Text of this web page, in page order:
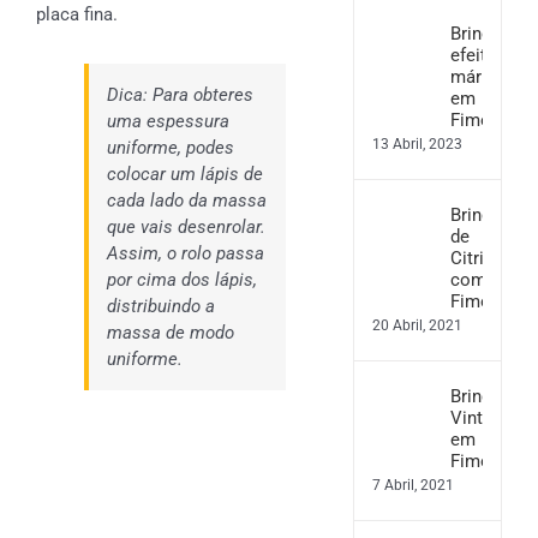
placa fina.
Dica: Para obteres
uma espessura
uniforme, podes
colocar um lápis de
cada lado da massa
que vais desenrolar.
Assim, o rolo passa
por cima dos lápis,
distribuindo a
massa de modo
uniforme.
Brincos
efeito
mármore
em
Fimo
13 Abril, 2023
Brincos
de
Citrinos
com
Fimo
20 Abril, 2021
Brincos
Vintage
em
Fimo
7 Abril, 2021